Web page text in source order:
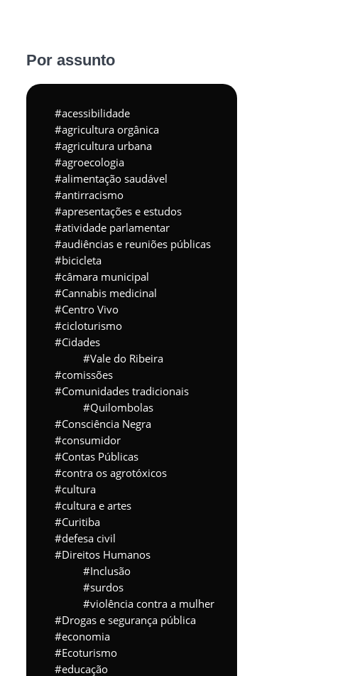
Por assunto
acessibilidade
agricultura orgânica
agricultura urbana
agroecologia
alimentação saudável
antirracismo
apresentações e estudos
atividade parlamentar
audiências e reuniões públicas
bicicleta
câmara municipal
Cannabis medicinal
Centro Vivo
cicloturismo
Cidades
Vale do Ribeira
comissões
Comunidades tradicionais
Quilombolas
Consciência Negra
consumidor
Contas Públicas
contra os agrotóxicos
cultura
cultura e artes
Curitiba
defesa civil
Direitos Humanos
Inclusão
surdos
violência contra a mulher
Drogas e segurança pública
economia
Ecoturismo
educação